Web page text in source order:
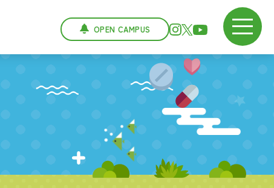
OPEN CAMPUS